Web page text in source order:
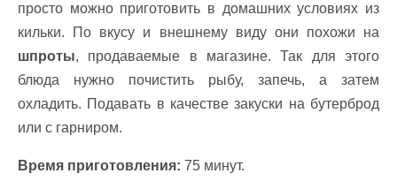
просто можно приготовить в домашних условиях из
кильки. По вкусу и внешнему виду они похожи на
шпроты, продаваемые в магазине. Так для этого
блюда нужно почистить рыбу, запечь, а затем
охладить. Подавать в качестве закуски на бутерброд
или с гарниром.
Время приготовления: 75 минут.